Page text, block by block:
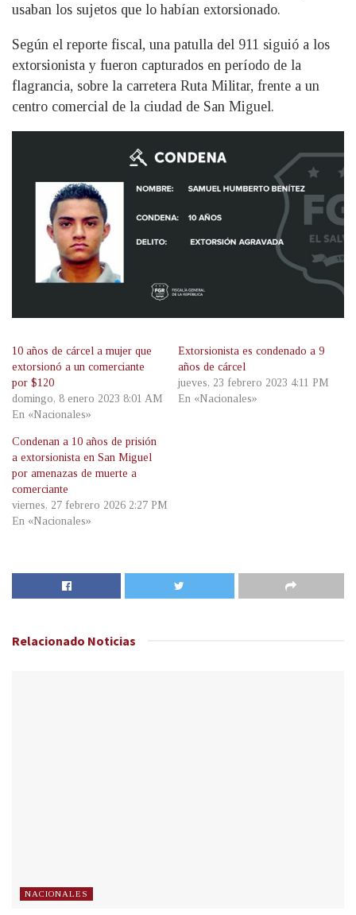
usaban los sujetos que lo habían extorsionado.
Según el reporte fiscal, una patulla del 911 siguió a los
extorsionista y fueron capturados en período de la
flagrancia, sobre la carretera Ruta Militar, frente a un
centro comercial de la ciudad de San Miguel.
10 años de cárcel a mujer que
extorsionó a un comerciante
por $120
domingo, 8 enero 2023 8:01 AM
En «Nacionales»
Extorsionista es condenado a 9
años de cárcel
jueves, 23 febrero 2023 4:11 PM
En «Nacionales»
Condenan a 10 años de prisión
a extorsionista en San Miguel
por amenazas de muerte a
comerciante
viernes, 27 febrero 2026 2:27 PM
En «Nacionales»
Relacionado Noticias
NACIONALES